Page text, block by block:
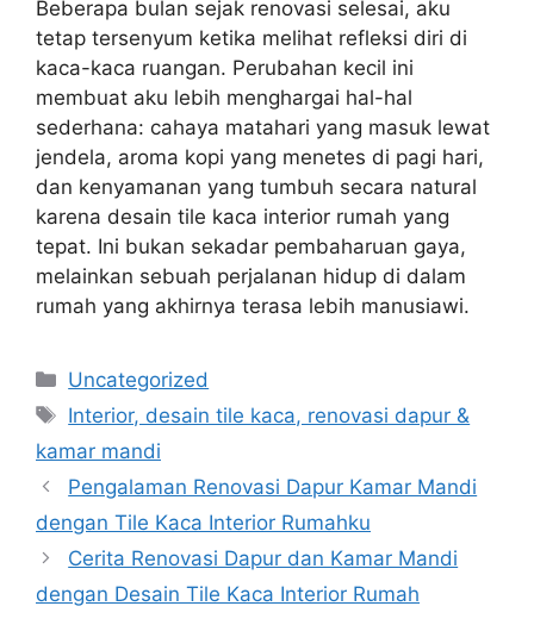
Beberapa bulan sejak renovasi selesai, aku
tetap tersenyum ketika melihat refleksi diri di
kaca-kaca ruangan. Perubahan kecil ini
membuat aku lebih menghargai hal-hal
sederhana: cahaya matahari yang masuk lewat
jendela, aroma kopi yang menetes di pagi hari,
dan kenyamanan yang tumbuh secara natural
karena desain tile kaca interior rumah yang
tepat. Ini bukan sekadar pembaharuan gaya,
melainkan sebuah perjalanan hidup di dalam
rumah yang akhirnya terasa lebih manusiawi.
Categories
Uncategorized
Tags
Interior, desain tile kaca, renovasi dapur &
kamar mandi
Pengalaman Renovasi Dapur Kamar Mandi
dengan Tile Kaca Interior Rumahku
Cerita Renovasi Dapur dan Kamar Mandi
dengan Desain Tile Kaca Interior Rumah